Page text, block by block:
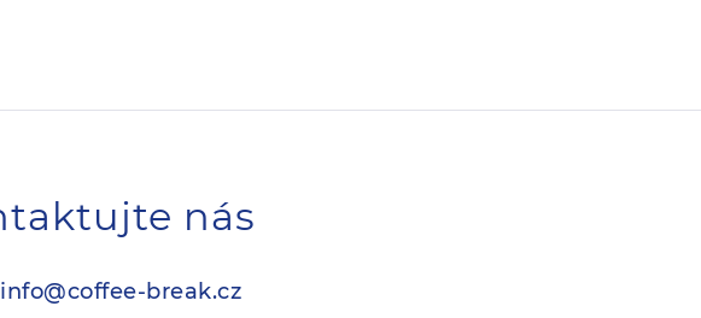
nás
info@coffee-break.cz